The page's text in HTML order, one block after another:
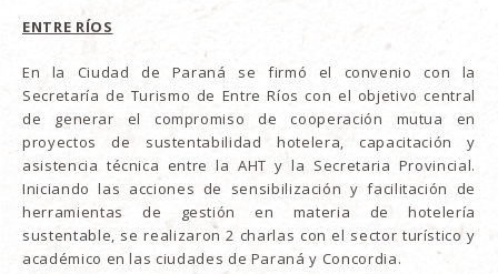
ENTRE RÍOS
En la Ciudad de Paraná se firmó el convenio con la
Secretaría de Turismo de Entre Ríos con el objetivo central
de generar el compromiso de cooperación mutua en
proyectos de sustentabilidad hotelera, capacitación y
asistencia técnica entre la AHT y la Secretaria Provincial.
Iniciando las acciones de sensibilización y facilitación de
herramientas de gestión en materia de hotelería
sustentable, se realizaron 2 charlas con el sector turístico y
académico en las ciudades de Paraná y Concordia.